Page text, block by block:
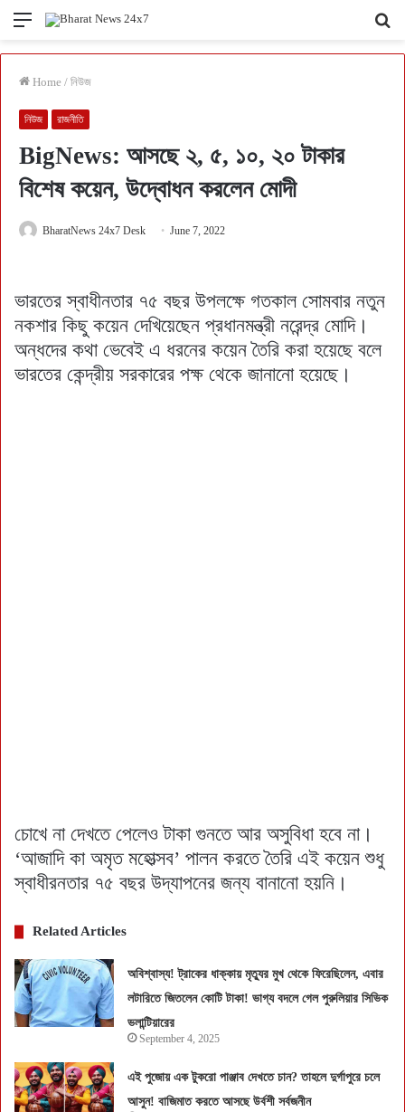
Menu
Home / নিউজ
নিউজ রাজনীতি
BigNews: আসছে ২, ৫, ১০, ২০ টাকার
বিশেষ কয়েন, উদ্বোধন করলেন মোদী
BharatNews 24x7 Desk June 7, 2022
ভারতের স্বাধীনতার ৭৫ বছর উপলক্ষে গতকাল সোমবার নতুন
নকশার কিছু কয়েন দেখিয়েছেন প্রধানমন্ত্রী নরেন্দ্র মোদি।
অন্ধদের কথা ভেবেই এ ধরনের কয়েন তৈরি করা হয়েছে বলে
ভারতের কেন্দ্রীয় সরকারের পক্ষ থেকে জানানো হয়েছে।
চোখে না দেখতে পেলেও টাকা গুনতে আর অসুবিধা হবে না।
‘আজাদি কা অমৃত মহোত্‍সব’ পালন করতে তৈরি এই কয়েন শুধু
স্বাধীরনতার ৭৫ বছর উদ্‌যাপনের জন্য বানানো হয়নি।
Related Articles
অবিশ্বাস্য! ট্রাকের ধাক্কায় মৃত্যুর মুখ থেকে ফিরেছিলেন, এবার
লটারিতে জিতলেন কোটি টাকা! ভাগ্য বদলে গেল পুরুলিয়ার সিভিক
ভলান্টিয়ারের
September 4, 2025
এই পুজোয় এক টুকরো পাঞ্জাব দেখতে চান? তাহলে দুর্গাপুরে চলে
আসুন! বাজিমাত করতে আসছে উর্বশী সর্বজনীন